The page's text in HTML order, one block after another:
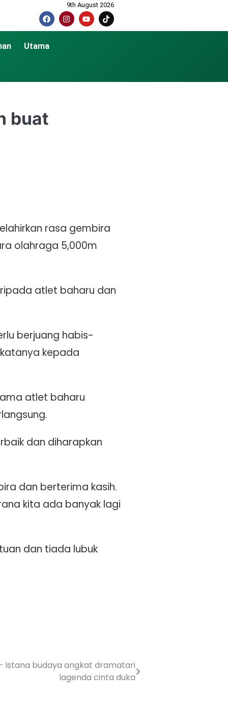
9th August 2026
Utama
buat
rasa gembira
olahraga 5,000m
atlet baharu dan
berjuang habis-
kepada
atlet baharu
dan diharapkan
dan berterima kasih.
kita ada banyak lagi
dan tiada lubuk
Istana budaya angkat dramatari
lagenda cinta duka